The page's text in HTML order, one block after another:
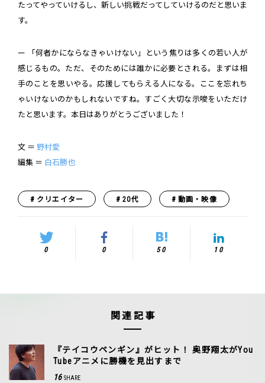
たってやっていけるし、新しい挑戦だってしていけるのだと思いま
す。
ー 「何者かにならなきゃいけない」という焦りは多くの若い人が
感じるもの。ただ、そのためには誰かに必要とされる。まずは相
手のことを思いやる。応援してもらえる人になる。ここを忘れち
ゃいけないのかもしれないですね。すごく大切な示唆をいただけ
たと思います。本日はありがとうございました！
文 ＝ 野村愛
編集 ＝ 白石勝也
クリエイター 20代 動画・映像
0 0 50 10
関連記事
『テイコウペンギン』がヒット！ 奥野翔太がYou
Tubeアニメに勝機を見出すまで
16 SHARE